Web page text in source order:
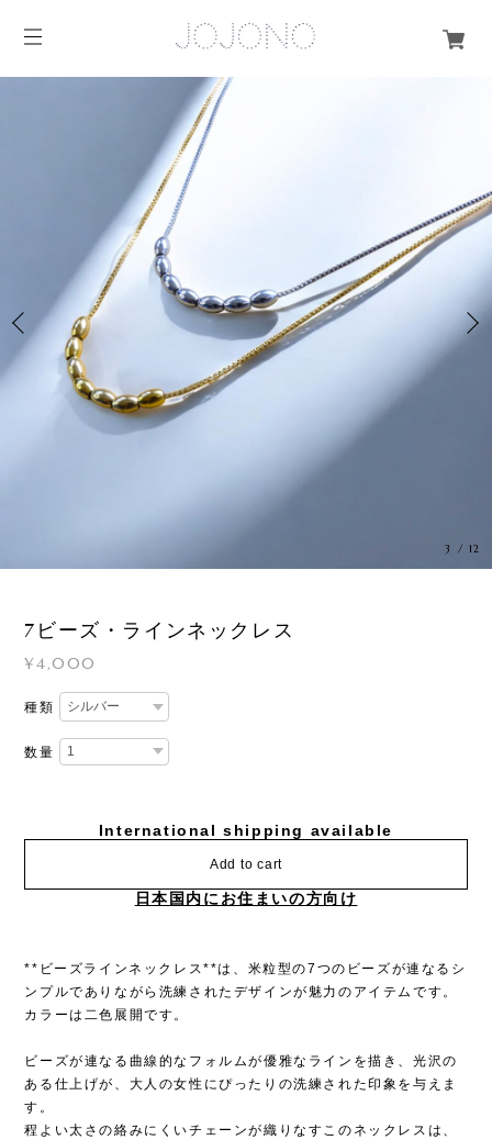
3 / 12
7ビーズ・ラインネックレス
¥4,000
種類
数量
International shipping available
Add to cart
日本国内にお住まいの方向け
**ビーズラインネックレス**は、米粒型の7つのビーズが連なるシ
ンプルでありながら洗練されたデザインが魅力のアイテムです。
カラーは二色展開です。
ビーズが連なる曲線的なフォルムが優雅なラインを描き、光沢の
ある仕上げが、大人の女性にぴったりの洗練された印象を与えま
す。
程よい太さの絡みにくいチェーンが織りなすこのネックレスは、